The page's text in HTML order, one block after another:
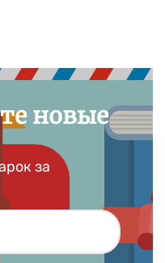
новые
за